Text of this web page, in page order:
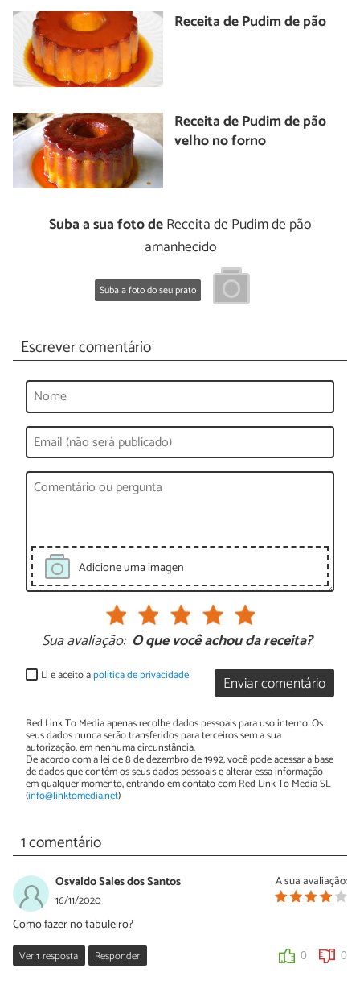
Receita de Pudim de pão
Receita de Pudim de pão
velho no forno
Suba a sua foto deReceita de Pudim de pão
amanhecido
Suba a foto do seu prato
Escrever comentário
Adicione uma imagen
Sua avaliação: O que você achou da receita?
Enviar comentário
Li e aceito apolítica de privacidade
Red Link To Media apenas recolhe dados pessoais para uso interno. Os
seus dados nunca serão transferidos para terceiros sem a sua
autorização, em nenhuma circunstância.
De acordo com a lei de 8 de dezembro de 1992, você pode acessar a base
de dados que contém os seus dados pessoais e alterar essa informação
em qualquer momento, entrando em contato com Red Link To Media SL
(info@linktomedia.net)
1 comentário
A sua avaliação:
Osvaldo Sales dos Santos
16/11/2020
Como fazer no tabuleiro?
Ver1resposta Responder 0 0